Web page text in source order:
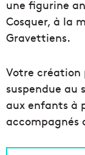
une figurine
Cosquer, à la
Gravettiens.
Votre création
suspendue
aux enfants à
accompagnés